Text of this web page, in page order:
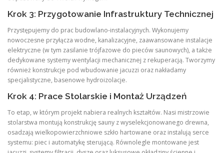
Krok 3: Przygotowanie Infrastruktury Technicznej
Przystępujemy do prac budowlano-instalacyjnych. Wykonujemy
nowoczesne przyłącza wodne, kanalizacyjne, zaawansowane instalacje
elektryczne (w tym zasilanie trójfazowe do pieców saunowych), a także
dedykowane systemy wentylacji mechanicznej z rekuperacją. Tworzymy
również konstrukcje pod wbudowanie jacuzzi oraz nakładamy
specjalistyczne, basenowe hydroizolacje.
Krok 4: Prace Stolarskie i Montaż Urządzeń
To etap, w którym projekt nabiera realnych kształtów. Nasi mistrzowie
stolarstwa montują konstrukcję sauny z wyselekcjonowanego drewna,
osadzają wielkopowierzchniowe szkło hartowane oraz instalują serce
systemu: piec i automatykę sterującą. Równolegle montowane jest